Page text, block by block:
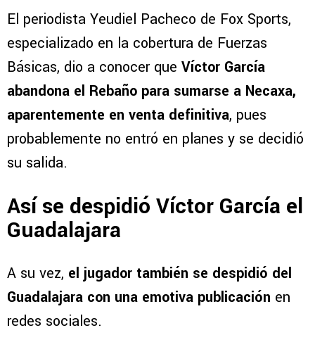
El periodista Yeudiel Pacheco de Fox Sports,
especializado en la cobertura de Fuerzas
Básicas, dio a conocer que Víctor García
abandona el Rebaño para sumarse a Necaxa,
aparentemente en venta definitiva, pues
probablemente no entró en planes y se decidió
su salida.
Así se despidió Víctor García el
Guadalajara
A su vez, el jugador también se despidió del
Guadalajara con una emotiva publicación en
redes sociales.